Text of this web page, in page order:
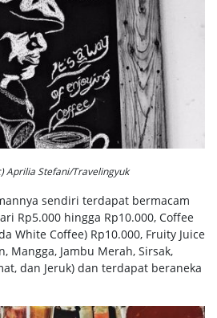
Aprilia Stefani/Travelingyuk
sendiri terdapat bermacam
Rp5.000 hingga Rp10.000, Coffee
White Coffee) Rp10.000, Fruity Juice
Mangga, Jambu Merah, Sirsak,
dan Jeruk) dan terdapat beraneka